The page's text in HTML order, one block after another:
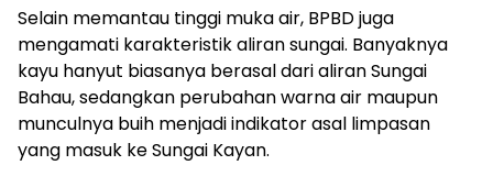
Selain memantau tinggi muka air, BPBD juga
mengamati karakteristik aliran sungai. Banyaknya
kayu hanyut biasanya berasal dari aliran Sungai
Bahau, sedangkan perubahan warna air maupun
munculnya buih menjadi indikator asal limpasan
yang masuk ke Sungai Kayan.